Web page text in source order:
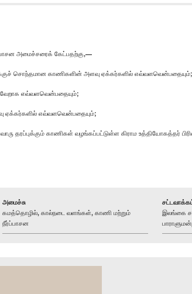
அமைச்சரைக் கேட்பதற்கு,—
சொந்தமான காணிகளின் அளவு ஏக்கர்களில் எவ்வளவென்பதையும்;
எவ்வளவென்பதையும்;
ஏக்கர்களில் எவ்வளவென்பதையும்;
தரப்புக்கும் காணிகள் வழங்கப்பட்டுள்ள கிராம உத்தியோகத்தர்
அமைச்சு
கமத்தொழில், கால்நடை வளங்கள், காணி மற்றும்
நீர்ப்பாசன
இலங்கை